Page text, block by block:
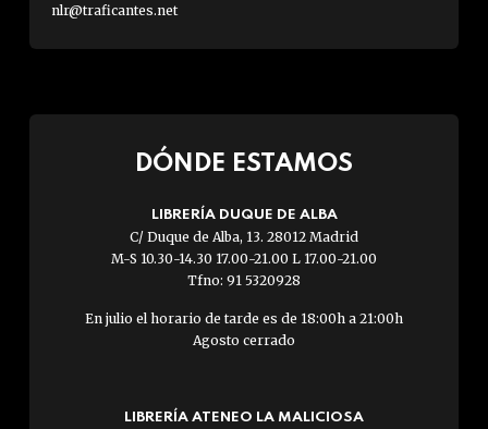
nlr@traficantes.net
DÓNDE ESTAMOS
LIBRERÍA DUQUE DE ALBA
C/ Duque de Alba, 13. 28012 Madrid
M-S 10.30-14.30 17.00-21.00 L 17.00-21.00
Tfno: 91 5320928
En julio el horario de tarde es de 18:00h a 21:00h
Agosto cerrado
LIBRERÍA ATENEO LA MALICIOSA